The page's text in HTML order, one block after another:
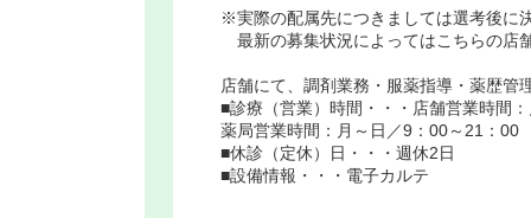
※実際の配属先につきましては選考後に
最新の募集状況によってはこちらの店
店舗にて、調剤業務・服薬指導・薬歴管
■診療（営業）時間・・・店舗営業時間
薬局営業時間：月～日／9：00～21：00
■休診（定休）日・・・週休2日
■設備情報・・・電子カルテ